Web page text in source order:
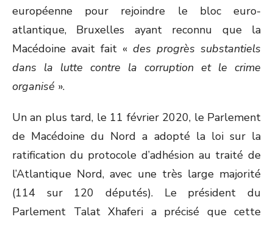
européenne pour rejoindre le bloc euro-
atlantique, Bruxelles ayant reconnu que la
Macédoine avait fait « des progrès substantiels
dans la lutte contre la corruption et le crime
organisé ».
Un an plus tard, le 11 février 2020, le Parlement
de Macédoine du Nord a adopté la loi sur la
ratification du protocole d’adhésion au traité de
l’Atlantique Nord, avec une très large majorité
(114 sur 120 députés). Le président du
Parlement Talat Xhaferi a précisé que cette